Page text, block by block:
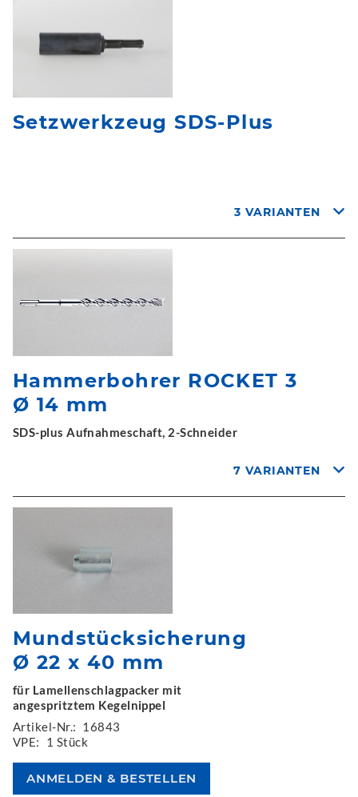
Setzwerkzeug SDS-Plus
3 VARIANTEN
Hammerbohrer ROCKET 3
Ø 14 mm
SDS-plus Aufnahmeschaft, 2-Schneider
7 VARIANTEN
Mundstücksicherung
Ø 22 x 40 mm
für Lamellenschlagpacker mit
angespritztem Kegelnippel
Artikel-Nr.: 16843
VPE:
1 Stück